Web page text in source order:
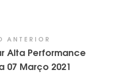
ANTERIOR
Alta Performance
07 Março 2021